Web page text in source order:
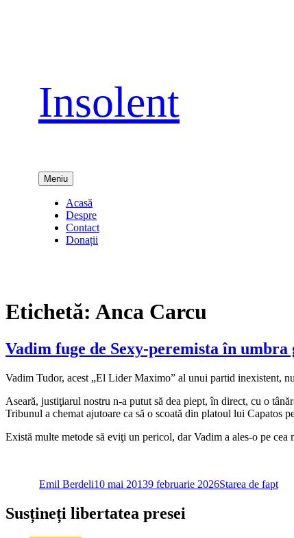
Insolent
Meniu
Acasă
Despre
Contact
Donații
Etichetă: Anca Carcu
Vadim fuge de Sexy-peremista în
Vadim Tudor, acest „El Lider Maximo” al unui partid inexistent,
Aseară, justiţiarul nostru n-a putut să dea piept, în direct, cu o
Tribunul a chemat ajutoare ca să o scoată din platoul lui Capatos
Există multe metode să eviţi un pericol, dar Vadim a ales-o pe
Emil Berdeli10 mai 20139 februarie 2026Starea de fapt
Susțineți libertatea presei